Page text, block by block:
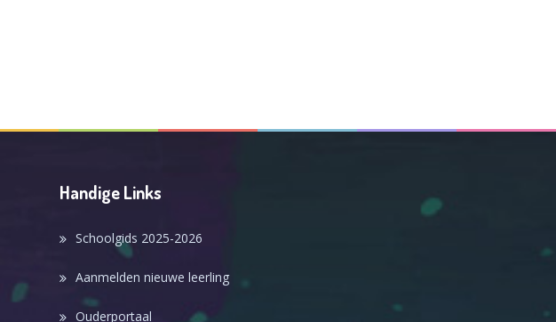
Handige Links
Schoolgids 2025-2026
Aanmelden nieuwe leerling
Ouderportaal